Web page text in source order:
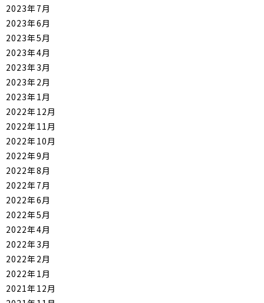
2023年7月
2023年6月
2023年5月
2023年4月
2023年3月
2023年2月
2023年1月
2022年12月
2022年11月
2022年10月
2022年9月
2022年8月
2022年7月
2022年6月
2022年5月
2022年4月
2022年3月
2022年2月
2022年1月
2021年12月